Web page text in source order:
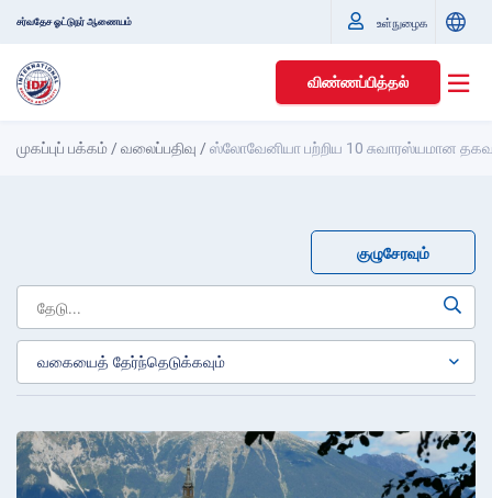
சர்வதேச ஓட்டுநர் ஆணையம் உள்நுழைக
விண்ணப்பித்தல்
முகப்புப் பக்கம் /வலைப்பதிவு /ஸ்லோவேனியா பற்றிய 10 சுவாரஸ்யமான
குழுசேரவும்